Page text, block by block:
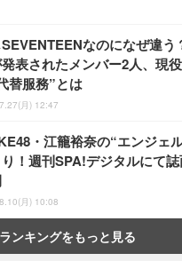
なのになぜ違
表されたメンバー2人、現
替服務”とは
月) 12:47
・江籠裕奈の“エンジェ
！週刊SPA!デジタルにて
月) 10:08
ランキングをもっと見る